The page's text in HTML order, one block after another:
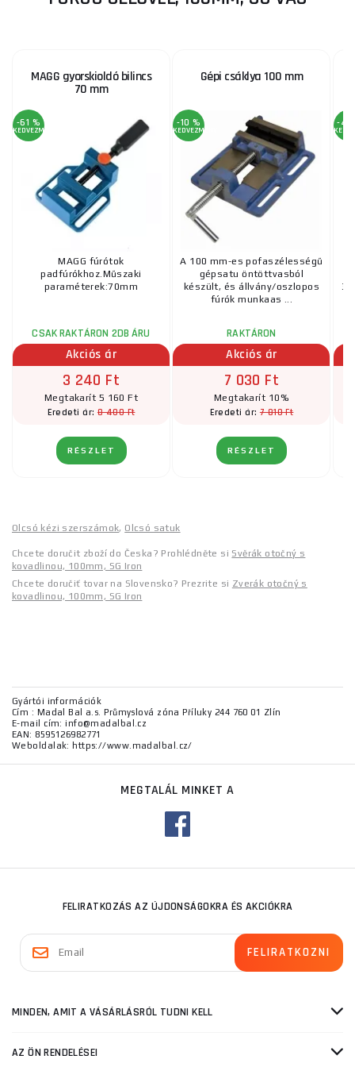
MAGG gyorskioldó bilincs
70 mm
-61 %
KEDVEZMÉNY
MAGG fúrótok
padfúrókhoz.Műszaki
paraméterek:70mm
CSAK RAKTÁRON 2DB ÁRU
Akciós ár
3 240 Ft
Megtakarít 5 160 Ft
Eredeti ár:8 400 Ft
RÉSZLET
Gépi csáklya 100 mm
-10 %
KEDVEZMÉNY
A 100 mm-es pofaszélességű
gépsatu öntöttvasból
készült, és állvány/oszlopos
fúrók munkaas ...
RAKTÁRON
Akciós ár
7 030 Ft
Megtakarít 10%
Eredeti ár:7 810 Ft
RÉSZLET
-41
Olcsó kézi szerszámok, Olcsó satuk
Chcete doručit zboží do Česka? Prohlédněte si Svěrák otočný s
kovadlinou, 100mm, SG Iron
Chcete doručiť tovar na Slovensko? Prezrite si Zverák otočný s
kovadlinou, 100mm, SG Iron
Gyártói információk
Cím : Madal Bal a.s. Průmyslová zóna Příluky 244 760 01 Zlín
E-mail cím: info@madalbal.cz
EAN: 8595126982771
Weboldalak: https://www.madalbal.cz/
MEGTALÁL MINKET A
FELIRATKOZÁS AZ ÚJDONSÁGOKRA ÉS AKCIÓKRA
MINDEN, AMIT A VÁSÁRLÁSRÓL TUDNI KELL
AZ ÖN RENDELÉSEI